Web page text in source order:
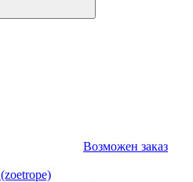
Возможен заказ